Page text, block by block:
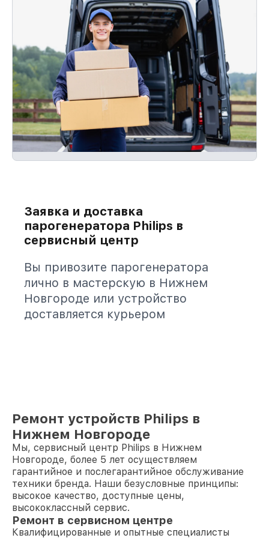
Заявка и доставка
парогенератора Philips в
сервисный центр
Вы привозите парогенератора
лично в мастерскую в Нижнем
Новгороде или устройство
доставляется курьером
Ремонт устройств Philips в
Нижнем Новгороде
Мы, сервисный центр Philips в Нижнем
Новгороде, более 5 лет осуществляем
гарантийное и послегарантийное обслуживание
техники бренда. Наши безусловные принципы:
высокое качество, доступные цены,
высококлассный сервис.
Ремонт в сервисном центре
Квалифицированные и опытные специалисты